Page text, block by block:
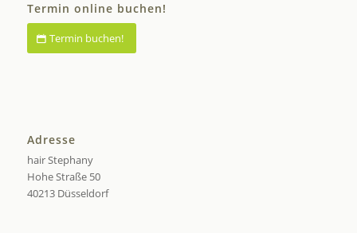
Termin online buchen!
Termin buchen!
Adresse
hair Stephany
Hohe Straße 50
40213 Düsseldorf